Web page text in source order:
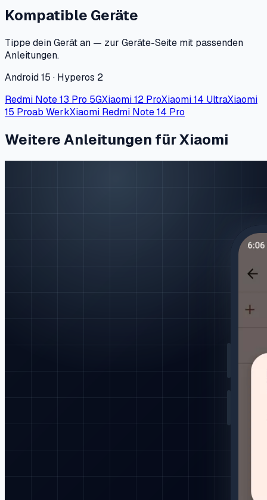
Kompatible Geräte
Tippe dein Gerät an — zur Geräte-Seite mit passenden
Anleitungen.
Android 15 · Hyperos 2
Redmi Note 13 Pro 5GXiaomi 12 ProXiaomi 14 UltraXiaomi
15 Proab WerkXiaomi Redmi Note 14 Pro
Weitere Anleitungen für Xiaomi